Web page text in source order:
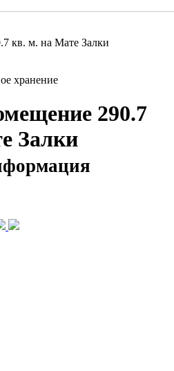
кв. м. на Мате Залки
хранение
290.7
Залки